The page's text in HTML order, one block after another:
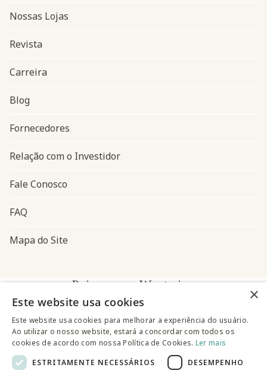
Navegação do rodapé
Nossas Lojas
Revista
Carreira
Blog
Fornecedores
Relação com o Investidor
Fale Conosco
FAQ
Mapa do Site
Baixe o app Westwing
×
Este website usa cookies
Este website usa cookies para melhorar a experiência do usuário.
Ao utilizar o nosso website, estará a concordar com todos os
cookies de acordo com nossa Política de Cookies. Ler mais
ESTRITAMENTE NECESSÁRIOS
DESEMPENHO